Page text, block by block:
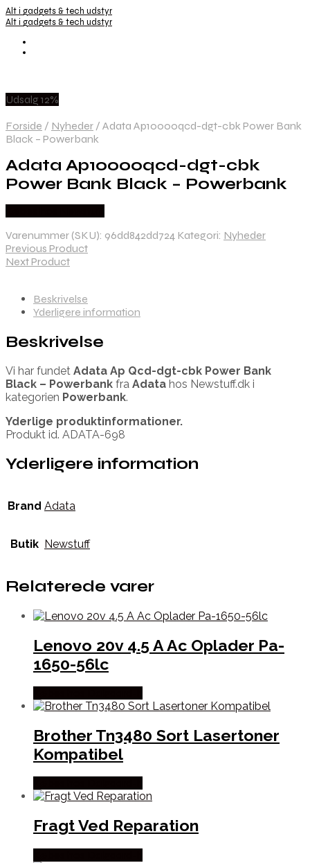
Alt i gadgets & tech udstyr
Alt i gadgets & tech udstyr
Udsalg 12%
Forside / Nyheder / Adata Ap10000qcd-dgt-cbk Power Bank
Black – Powerbank
Adata Ap10000qcd-dgt-cbk
Power Bank Black – Powerbank
Varenummer (SKU): 96dd842dd724 Kategori: Nyheder
Previous Product
Next Product
Beskrivelse
Yderligere information
Beskrivelse
Vi har fundet Adata Ap Qcd-dgt-cbk Power Bank
Black – Powerbank fra Adata hos Newstuff.dk i
kategorien Powerbank.
Yderlige produktinformationer.
Produkt id. ADATA-698
Yderligere information
Brand Adata
Butik Newstuff
Relaterede varer
Lenovo 20v 4.5 A Ac Oplader Pa-
1650-56lc
Brother Tn3480 Sort Lasertoner
Kompatibel
Fragt Ved Reparation